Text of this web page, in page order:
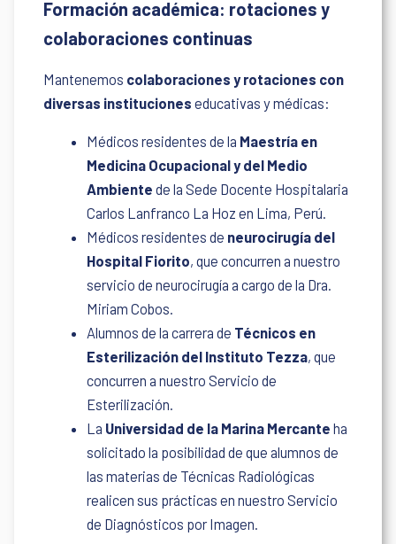
Formación académica: rotaciones y
colaboraciones continuas
Mantenemos colaboraciones y rotaciones con
diversas instituciones educativas y médicas:
Médicos residentes de la Maestría en
Medicina Ocupacional y del Medio
Ambiente de la Sede Docente Hospitalaria
Carlos Lanfranco La Hoz en Lima, Perú.
Médicos residentes de neurocirugía del
Hospital Fiorito, que concurren a nuestro
servicio de neurocirugía a cargo de la Dra.
Miriam Cobos.
Alumnos de la carrera de Técnicos en
Esterilización del Instituto Tezza, que
concurren a nuestro Servicio de
Esterilización.
La Universidad de la Marina Mercante ha
solicitado la posibilidad de que alumnos de
las materias de Técnicas Radiológicas
realicen sus prácticas en nuestro Servicio
de Diagnósticos por Imagen.